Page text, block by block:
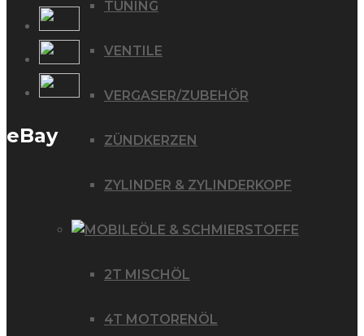
TUNING
VENTILE
VERGASER/ZUBEHÖR
ZÜNDKERZEN
ZYLINDER & ZYLINDERKOPF
ÖLE & SCHMIERSTOFFE
2T MISCHÖL
4T MOTORENÖL
eBay